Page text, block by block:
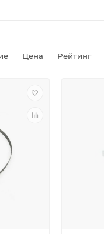
Цена Рейтинг